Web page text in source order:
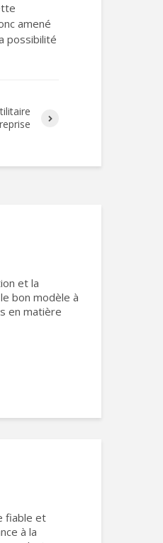
amené
possibilité
et la
bon modèle à
en matière
fiable et
à la